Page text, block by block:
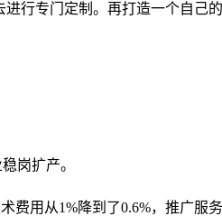
行专门定制。再打造一个自己
岗扩产。
费用从1%降到了0.6%，推广服